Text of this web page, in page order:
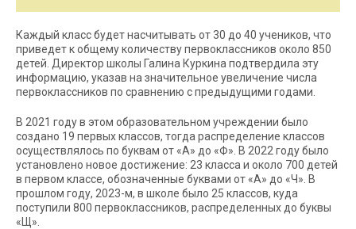
Каждый класс будет насчитывать от 30 до 40 учеников, что
приведет к общему количеству первоклассников около 850
детей. Директор школы Галина Куркина подтвердила эту
информацию, указав на значительное увеличение числа
первоклассников по сравнению с предыдущими годами.
В 2021 году в этом образовательном учреждении было
создано 19 первых классов, тогда распределение классов
осуществлялось по буквам от «А» до «Ф». В 2022 году было
установлено новое достижение: 23 класса и около 700 детей
в первом классе, обозначенные буквами от «А» до «Ч». В
прошлом году, 2023-м, в школе было 25 классов, куда
поступили 800 первоклассников, распределенных до буквы
«Щ».